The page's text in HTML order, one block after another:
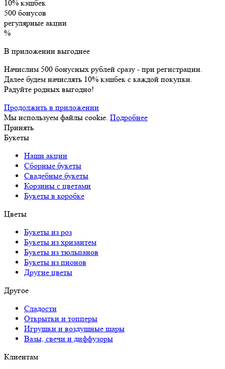
10% кэшбек
500 бонусов
регулярные акции
%
В приложении выгоднее
Начислим 500 бонусных рублей сразу - при регистрации.
Далее будем начислять 10% кэшбек с каждой покупки.
Радуйте родных выгодно!
Продолжить в приложении
Мы используем файлы cookie. Подробнее
Принять
Букеты
Наши акции
Сборные букеты
Свадебные букеты
Корзины с цветами
Букеты в коробке
Цветы
Букеты из роз
Букеты из хризантем
Букеты из тюльпанов
Букеты из пионов
Другие цветы
Другое
Сладости
Открытки и топперы
Игрушки и воздушные шары
Вазы, свечи и диффузоры
Клиентам